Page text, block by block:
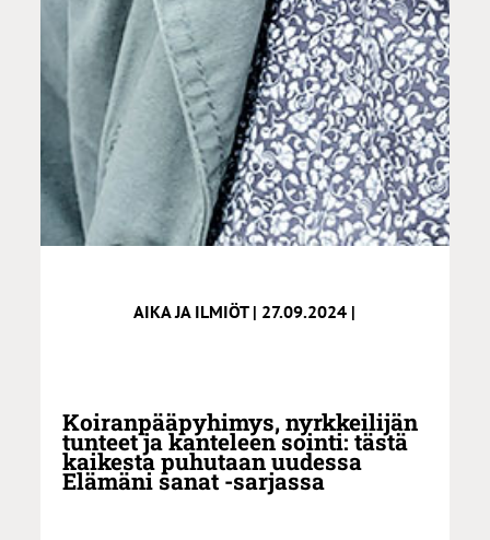
AIKA JA ILMIÖT | 27.09.2024 |
Koiranpääpyhimys, nyrkkeilijän
tunteet ja kanteleen sointi: tästä
kaikesta puhutaan uudessa
Elämäni sanat -sarjassa